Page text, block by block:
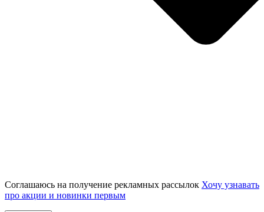
Соглашаюсь на получение рекламных рассылок Хочу узнавать
про акции и новинки первым